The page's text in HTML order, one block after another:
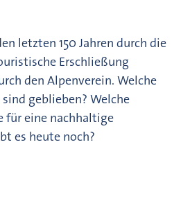
letzten 150 Jahren durch die
Erschließung
den Alpenverein. Welche
geblieben? Welche
für eine nachhaltige
es heute noch?